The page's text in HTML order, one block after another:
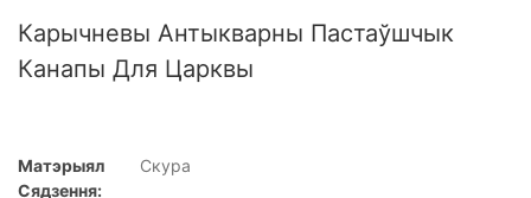
Карычневы Антыкварны Пастаўшчык
Канапы Для Царквы
Матэрыял
Сядзення:
Скура